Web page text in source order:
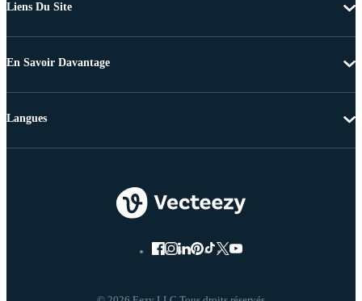
Liens Du Site
En Savoir Davantage
Langues